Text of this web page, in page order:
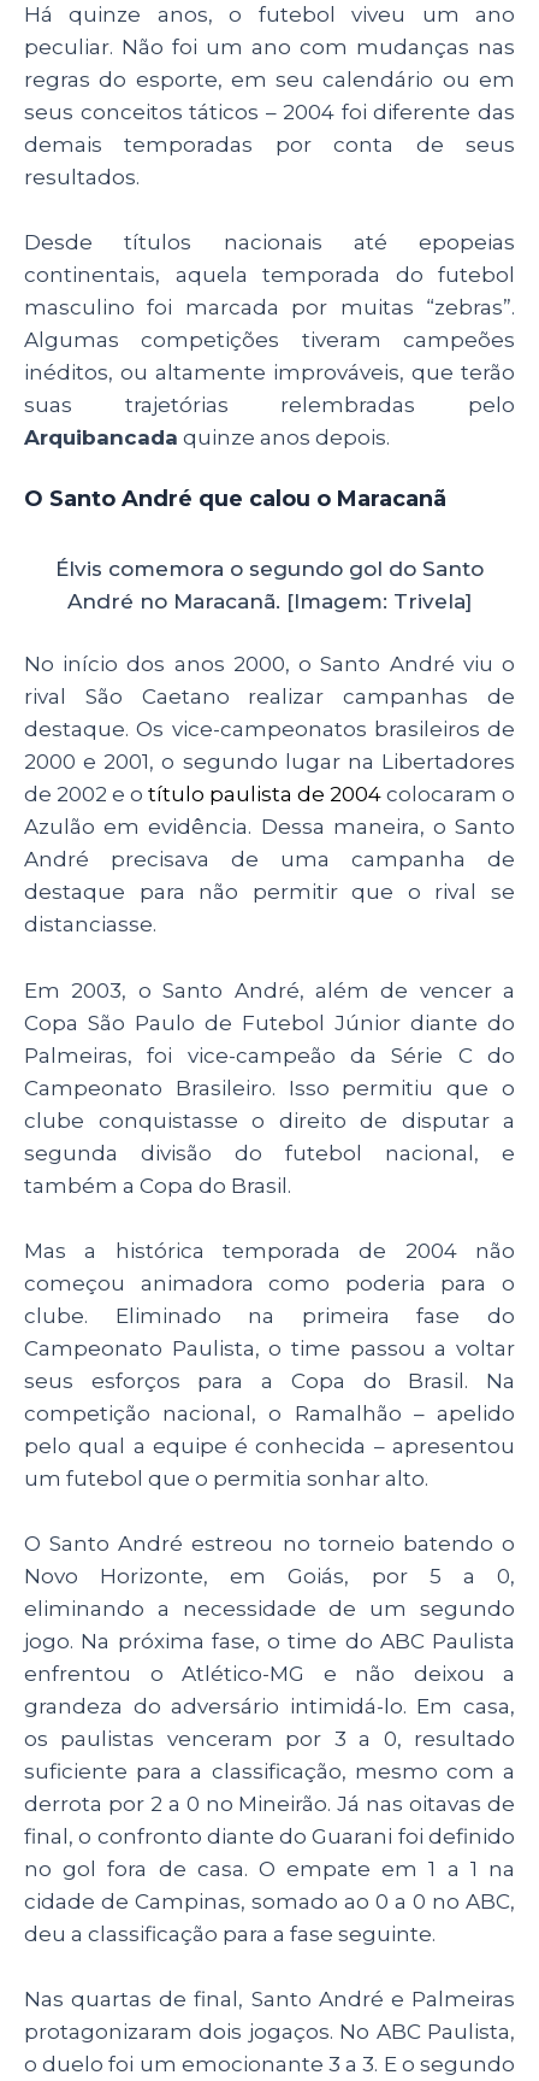
a
ts
A
p
p
c
e
b
o
k
k
e
dI
n
a
re
Há quinze anos, o futebol viveu um ano
peculiar. Não foi um ano com mudanças nas
regras do esporte, em seu calendário ou em
seus conceitos táticos – 2004 foi diferente das
demais temporadas por conta de seus
resultados.
Desde títulos nacionais até epopeias
continentais, aquela temporada do futebol
masculino foi marcada por muitas “zebras”.
Algumas competições tiveram campeões
inéditos, ou altamente improváveis, que terão
suas trajetórias relembradas pelo
Arquibancada quinze anos depois.
O Santo André que calou o Maracanã
Élvis comemora o segundo gol do Santo
André no Maracanã. [Imagem: Trivela]
No início dos anos 2000, o Santo André viu o
rival São Caetano realizar campanhas de
destaque. Os vice-campeonatos brasileiros de
2000 e 2001, o segundo lugar na Libertadores
de 2002 e o título paulista de 2004 colocaram o
Azulão em evidência. Dessa maneira, o Santo
André precisava de uma campanha de
destaque para não permitir que o rival se
distanciasse.
Em 2003, o Santo André, além de vencer a
Copa São Paulo de Futebol Júnior diante do
Palmeiras, foi vice-campeão da Série C do
Campeonato Brasileiro. Isso permitiu que o
clube conquistasse o direito de disputar a
segunda divisão do futebol nacional, e
também a Copa do Brasil.
Mas a histórica temporada de 2004 não
começou animadora como poderia para o
clube. Eliminado na primeira fase do
Campeonato Paulista, o time passou a voltar
seus esforços para a Copa do Brasil. Na
competição nacional, o Ramalhão – apelido
pelo qual a equipe é conhecida – apresentou
um futebol que o permitia sonhar alto.
O Santo André estreou no torneio batendo o
Novo Horizonte, em Goiás, por 5 a 0,
eliminando a necessidade de um segundo
jogo. Na próxima fase, o time do ABC Paulista
enfrentou o Atlético-MG e não deixou a
grandeza do adversário intimidá-lo. Em casa,
os paulistas venceram por 3 a 0, resultado
suficiente para a classificação, mesmo com a
derrota por 2 a 0 no Mineirão. Já nas oitavas de
final, o confronto diante do Guarani foi definido
no gol fora de casa. O empate em 1 a 1 na
cidade de Campinas, somado ao 0 a 0 no ABC,
deu a classificação para a fase seguinte.
Nas quartas de final, Santo André e Palmeiras
protagonizaram dois jogaços. No ABC Paulista,
o duelo foi um emocionante 3 a 3. E o segundo